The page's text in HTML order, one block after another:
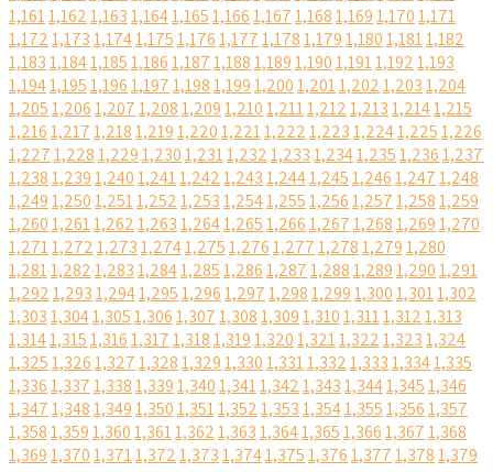
1,1611,1621,1631,1641,1651,1661,1671,1681,1691,1701,171
1,1721,1731,1741,1751,1761,1771,1781,1791,1801,1811,182
1,1831,1841,1851,1861,1871,1881,1891,1901,1911,1921,193
1,1941,1951,1961,1971,1981,1991,2001,2011,2021,2031,204
1,2051,2061,2071,2081,2091,2101,2111,2121,2131,2141,215
1,2161,2171,2181,2191,2201,2211,2221,2231,2241,2251,226
1,2271,2281,2291,2301,2311,2321,2331,2341,2351,2361,237
1,2381,2391,2401,2411,2421,2431,2441,2451,2461,2471,248
1,2491,2501,2511,2521,2531,2541,2551,2561,2571,2581,259
1,2601,2611,2621,2631,2641,2651,2661,2671,2681,2691,270
1,2711,2721,2731,2741,2751,2761,2771,2781,2791,280
1,2811,2821,2831,2841,2851,2861,2871,2881,2891,2901,291
1,2921,2931,2941,2951,2961,2971,2981,2991,3001,3011,302
1,3031,3041,3051,3061,3071,3081,3091,3101,3111,3121,313
1,3141,3151,3161,3171,3181,3191,3201,3211,3221,3231,324
1,3251,3261,3271,3281,3291,3301,3311,3321,3331,3341,335
1,3361,3371,3381,3391,3401,3411,3421,3431,3441,3451,346
1,3471,3481,3491,3501,3511,3521,3531,3541,3551,3561,357
1,3581,3591,3601,3611,3621,3631,3641,3651,3661,3671,368
1,3691,3701,3711,3721,3731,3741,3751,3761,3771,3781,379